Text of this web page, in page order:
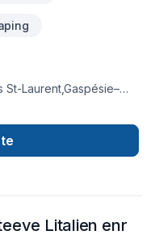
Laurent,Gaspésie–
Balcon de bois,
français, Fissures,
Insonorisation,
Nous privilégions
Litalien enr